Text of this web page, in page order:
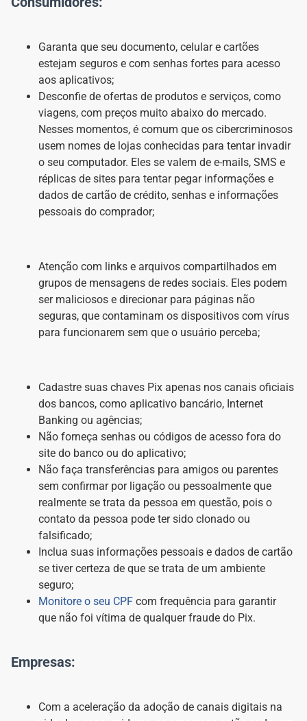
Garanta que seu documento, celular e cartões
estejam seguros e com senhas fortes para acesso
aos aplicativos;
Desconfie de ofertas de produtos e serviços, como
viagens, com preços muito abaixo do mercado.
Nesses momentos, é comum que os cibercriminosos
usem nomes de lojas conhecidas para tentar invadir
o seu computador. Eles se valem de e-mails, SMS e
réplicas de sites para tentar pegar informações e
dados de cartão de crédito, senhas e informações
pessoais do comprador;
Atenção com links e arquivos compartilhados em
grupos de mensagens de redes sociais. Eles podem
ser maliciosos e direcionar para páginas não
seguras, que contaminam os dispositivos com vírus
para funcionarem sem que o usuário perceba;
Cadastre suas chaves Pix apenas nos canais oficiais
dos bancos, como aplicativo bancário, Internet
Banking ou agências;
Não forneça senhas ou códigos de acesso fora do
site do banco ou do aplicativo;
Não faça transferências para amigos ou parentes
sem confirmar por ligação ou pessoalmente que
realmente se trata da pessoa em questão, pois o
contato da pessoa pode ter sido clonado ou
falsificado;
Inclua suas informações pessoais e dados de cartão
se tiver certeza de que se trata de um ambiente
seguro;
Monitore o seu CPF com frequência para garantir
que não foi vítima de qualquer fraude do Pix.
Empresas:
Com a aceleração da adoção de canais digitais na